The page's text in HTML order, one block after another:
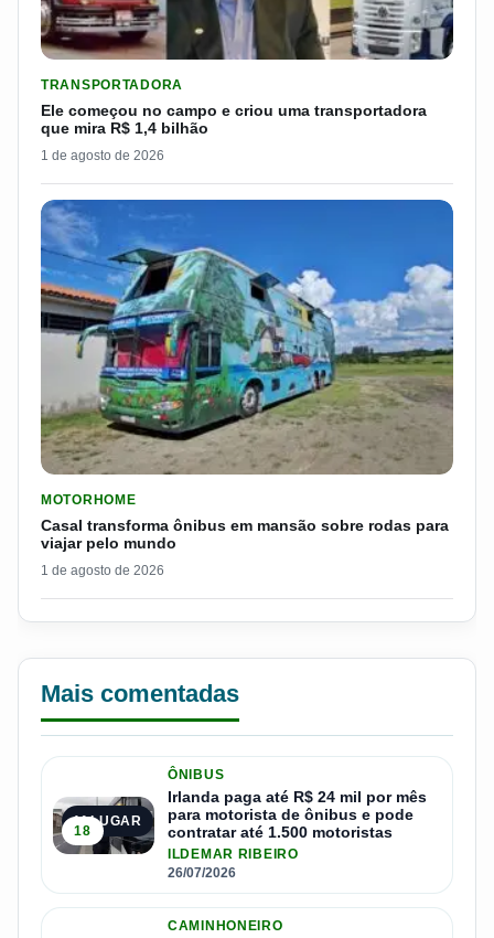
TRANSPORTADORA
Ele começou no campo e criou uma transportadora
que mira R$ 1,4 bilhão
1 de agosto de 2026
MOTORHOME
Casal transforma ônibus em mansão sobre rodas para
viajar pelo mundo
1 de agosto de 2026
Mais comentadas
1º LUGAR
18
ÔNIBUS
Irlanda paga até R$ 24 mil por mês
para motorista de ônibus e pode
contratar até 1.500 motoristas
ILDEMAR RIBEIRO
26/07/2026
CAMINHONEIRO